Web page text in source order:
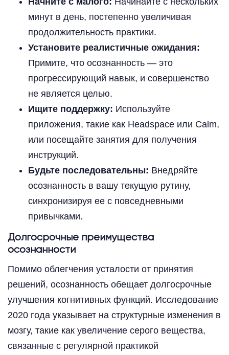
минут в день, постепенно увеличивая
продолжительность практики.
Установите реалистичные ожидания:
Примите, что осознанность — это
прогрессирующий навык, и совершенство
не является целью.
Ищите поддержку: Используйте
приложения, такие как Headspace или Calm,
или посещайте занятия для получения
инструкций.
Будьте последовательны: Внедряйте
осознанность в вашу текущую рутину,
синхронизируя ее с повседневными
привычками.
Долгосрочные преимущества
осознанности
Помимо облегчения усталости от принятия
решений, осознанность обещает долгосрочные
улучшения когнитивных функций. Исследование
2020 года указывает на структурные изменения в
мозгу, такие как увеличение серого вещества,
связанные с регулярной практикой